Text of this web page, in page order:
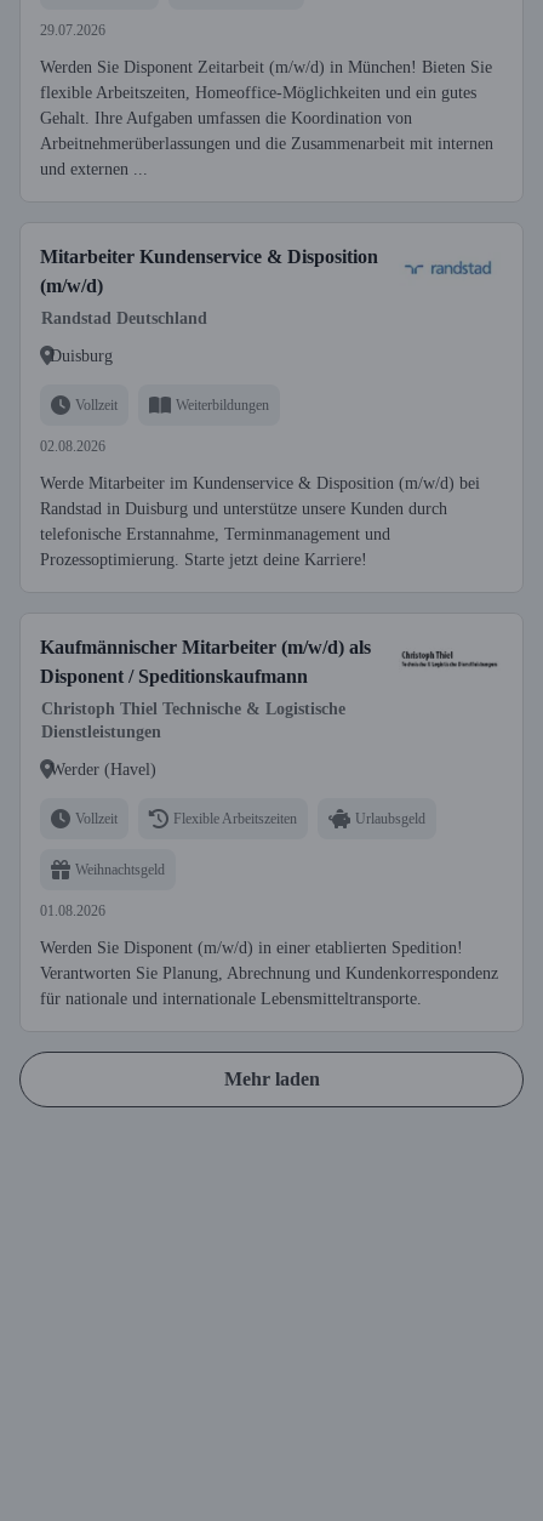
29.07.2026
Werden Sie Disponent Zeitarbeit (m/w/d) in München! Bieten Sie
flexible Arbeitszeiten, Homeoffice-Möglichkeiten und ein gutes
Gehalt. Ihre Aufgaben umfassen die Koordination von
Arbeitnehmerüberlassungen und die Zusammenarbeit mit internen
und externen ...
Mitarbeiter Kundenservice & Disposition
(m/w/d)
Randstad Deutschland
Duisburg
Vollzeit Weiterbildungen
02.08.2026
Werde Mitarbeiter im Kundenservice & Disposition (m/w/d) bei
Randstad in Duisburg und unterstütze unsere Kunden durch
telefonische Erstannahme, Terminmanagement und
Prozessoptimierung. Starte jetzt deine Karriere!
Kaufmännischer Mitarbeiter (m/w/d) als
Disponent / Speditionskaufmann
Christoph Thiel Technische & Logistische
Dienstleistungen
Werder (Havel)
Vollzeit Flexible Arbeitszeiten Urlaubsgeld
Weihnachtsgeld
01.08.2026
Werden Sie Disponent (m/w/d) in einer etablierten Spedition!
Verantworten Sie Planung, Abrechnung und Kundenkorrespondenz
für nationale und internationale Lebensmitteltransporte.
Mehr laden